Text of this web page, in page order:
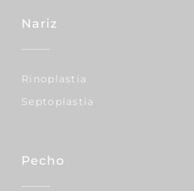
Nariz
Rinoplastia
Septoplastia
Pecho